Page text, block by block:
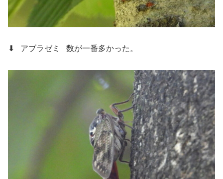
⬇ アブラゼミ 数が一番多かった。